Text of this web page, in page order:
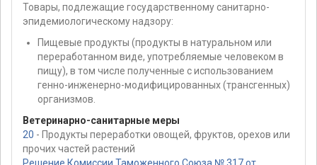
Товары, подлежащие государственному санитарно-
эпидемиологическому надзору:
Пищевые продукты (продукты в натуральном или
переработанном виде, употребляемые человеком в
пищу), в том числе полученные с использованием
генно-инженерно-модифицированных (трансгенных)
организмов.
Ветеринарно-санитарные меры
20 - Продукты переработки овощей, фруктов, орехов или
прочих частей растений
Решение Комиссии Таможенного Союза № 317 от